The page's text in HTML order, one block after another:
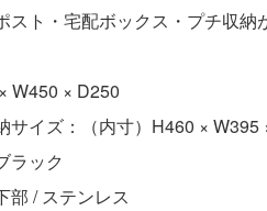
スト・宅配ボックス・プチ収納
W450 × D250
サイズ：（内寸）H460 × W395
ラック
部 / ステンレス